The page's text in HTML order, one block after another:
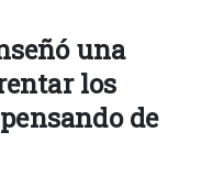
una
los
de